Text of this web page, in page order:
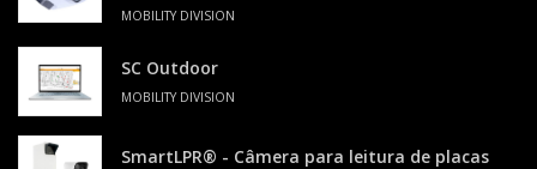
MOBILITY DIVISION
SC Outdoor
MOBILITY DIVISION
SmartLPR® - Câmera para leitura de placas